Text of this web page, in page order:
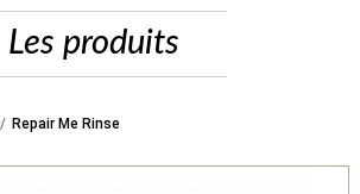
Les produits
Repair Me Rinse